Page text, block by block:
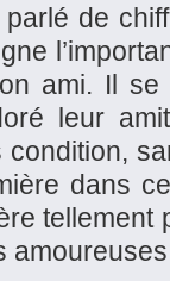
parlé de
ami. Il se
leur
condition,
dans